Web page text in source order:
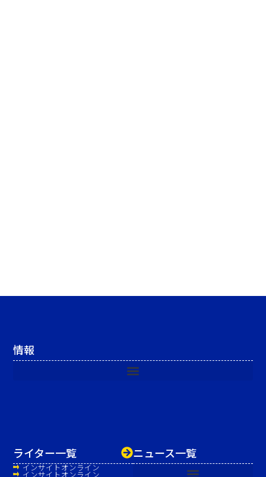
ニュース一覧
ライター一覧
インサイトオンライン
インサイトオンライン
情報